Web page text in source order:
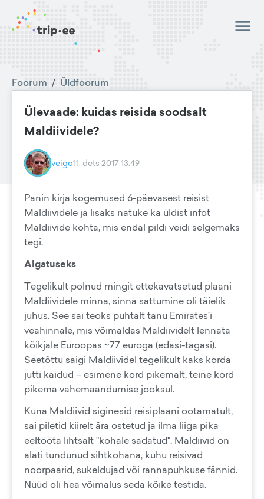
Foorum / Üldfoorum
Ülevaade: kuidas reisida soodsalt
Maldiividele?
veigo11. dets 2017 13:49
Panin kirja kogemused 6-päevasest reisist
Maldiividele ja lisaks natuke ka üldist infot
Maldiivide kohta, mis endal pildi veidi selgemaks
tegi.
Algatuseks
Tegelikult polnud mingit ettekavatsetud plaani
Maldiividele minna, sinna sattumine oli täielik
juhus. See sai teoks puhtalt tänu Emirates’i
veahinnale, mis võimaldas Maldiividelt lennata
kõikjale Euroopas ~77 euroga (edasi-tagasi).
Seetõttu saigi Maldiividel tegelikult kaks korda
jutti käidud – esimene kord pikemalt, teine kord
pikema vahemaandumise jooksul.
Kuna Maldiivid siginesid reisiplaani ootamatult,
sai piletid kiirelt ära ostetud ja ilma liiga pika
eeltööta lihtsalt "kohale sadatud". Maldiivid on
alati tundunud sihtkohana, kuhu reisivad
noorpaarid, sukeldujad või rannapuhkuse fännid.
Nüüd oli hea võimalus seda kõike testida.